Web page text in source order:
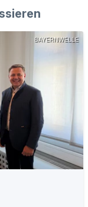
BAYERNWELLE